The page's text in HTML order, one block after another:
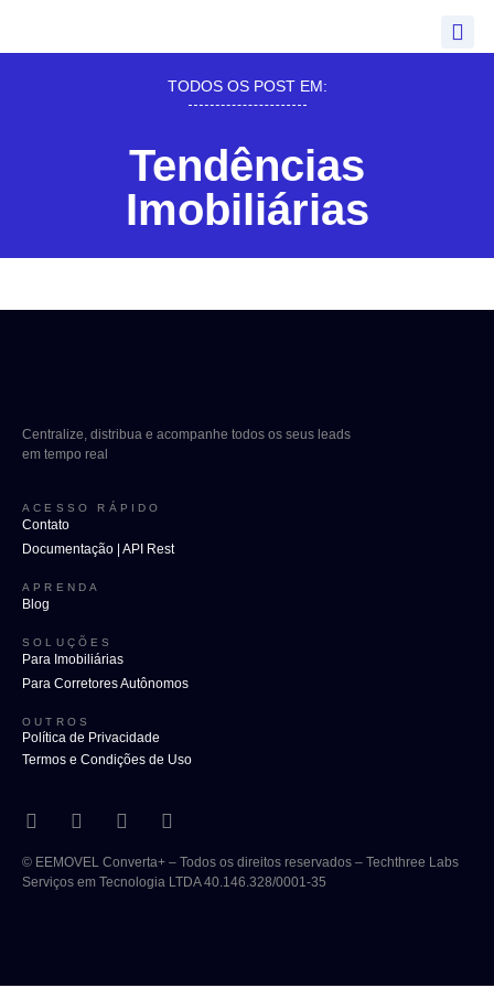
TODOS OS POST EM:
Tendências
Imobiliárias
Centralize, distribua e acompanhe todos os seus leads
em tempo real
ACESSO RÁPIDO
Contato
Documentação | API Rest
APRENDA
Blog
SOLUÇÕES
Para Imobiliárias
Para Corretores Autônomos
OUTROS
Política de Privacidade
Termos e Condições de Uso
© EEMOVEL Converta+ – Todos os direitos reservados – Techthree Labs
Serviços em Tecnologia LTDA 40.146.328/0001-35